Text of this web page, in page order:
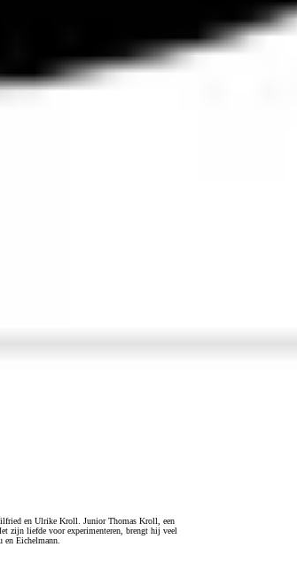
en Ulrike Kroll. Junior Thomas Kroll, een
zijn liefde voor experimenteren, brengt hij veel
en Eichelmann.